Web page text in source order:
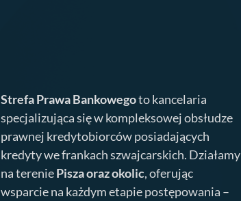
Strefa Prawa Bankowegoto kancelaria
specjalizująca się w kompleksowej obsłudze
prawnej kredytobiorców posiadających
kredyty we frankach szwajcarskich. Działamy
na tereniePiszaoraz okolic, oferując
wsparcie na każdym etapie postępowania –